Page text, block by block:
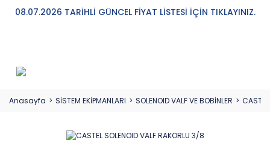
08.07.2026 TARİHLİ GÜNCEL FİYAT LİSTESİ İÇİN TIKLAYINIZ.
Anasayfa SİSTEM EKİPMANLARI SOLENOID VALF VE BOBİNLER